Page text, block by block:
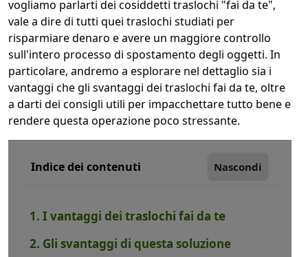
vogliamo parlarti dei cosiddetti traslochi "fai da te",
vale a dire di tutti quei traslochi studiati per
risparmiare denaro e avere un maggiore controllo
sull'intero processo di spostamento degli oggetti. In
particolare, andremo a esplorare nel dettaglio sia i
vantaggi che gli svantaggi dei traslochi fai da te, oltre
a darti dei consigli utili per impacchettare tutto bene e
rendere questa operazione poco stressante.
Indice dei contenuti Nascondi
1. I vantaggi dei traslochi fai da te
2. Gli svantaggi di questa soluzione